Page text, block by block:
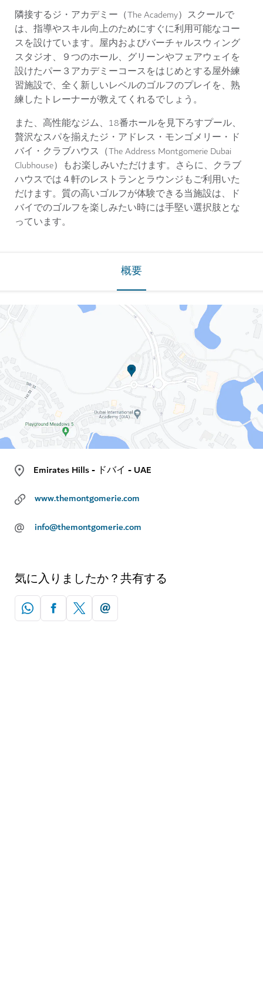
隣接するジ・アカデミー（The Academy）スクールで
は、指導やスキル向上のためにすぐに利用可能なコー
スを設けています。屋内およびバーチャルスウィング
スタジオ、９つのホール、グリーンやフェアウェイを
設けたパー３アカデミーコースをはじめとする屋外練
習施設で、全く新しいレベルのゴルフのプレイを、熟
練したトレーナーが教えてくれるでしょう。
また、高性能なジム、18番ホールを見下ろすプール、
贅沢なスパを揃えたジ・アドレス・モンゴメリー・ド
バイ・クラブハウス（The Address Montgomerie Dubai
Clubhouse）もお楽しみいただけます。さらに、クラブ
ハウスでは４軒のレストランとラウンジもご利用いた
だけます。質の高いゴルフが体験できる当施設は、ド
バイでのゴルフを楽しみたい時には手堅い選択肢とな
っています。
概要
Emirates Hills - ドバイ - UAE
www.themontgomerie.com
@ info@themontgomerie.com
気に入りましたか？共有する